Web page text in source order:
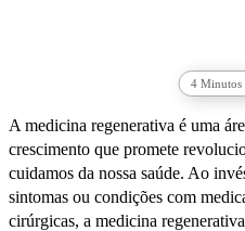
4Minutos
A medicina regenerativa é uma
crescimento que promete
cuidamos da nossa saúde. Ao
sintomas ou condições com
cirúrgicas, a medicina